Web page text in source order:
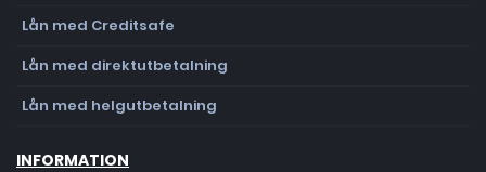
Lån med Creditsafe
Lån med direktutbetalning
Lån med helgutbetalning
INFORMATION